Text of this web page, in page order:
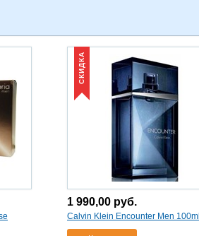
СКИДКА
1 990,00 руб.
Calvin Klein Encounter Men 100ml